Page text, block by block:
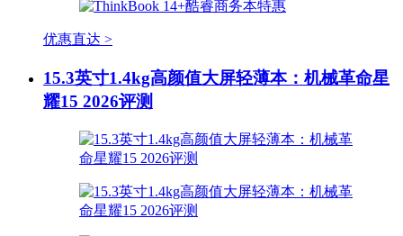
优惠直达 >
15.3英寸1.4kg高颜值大屏轻薄本：机械革命星
耀15 2026评测